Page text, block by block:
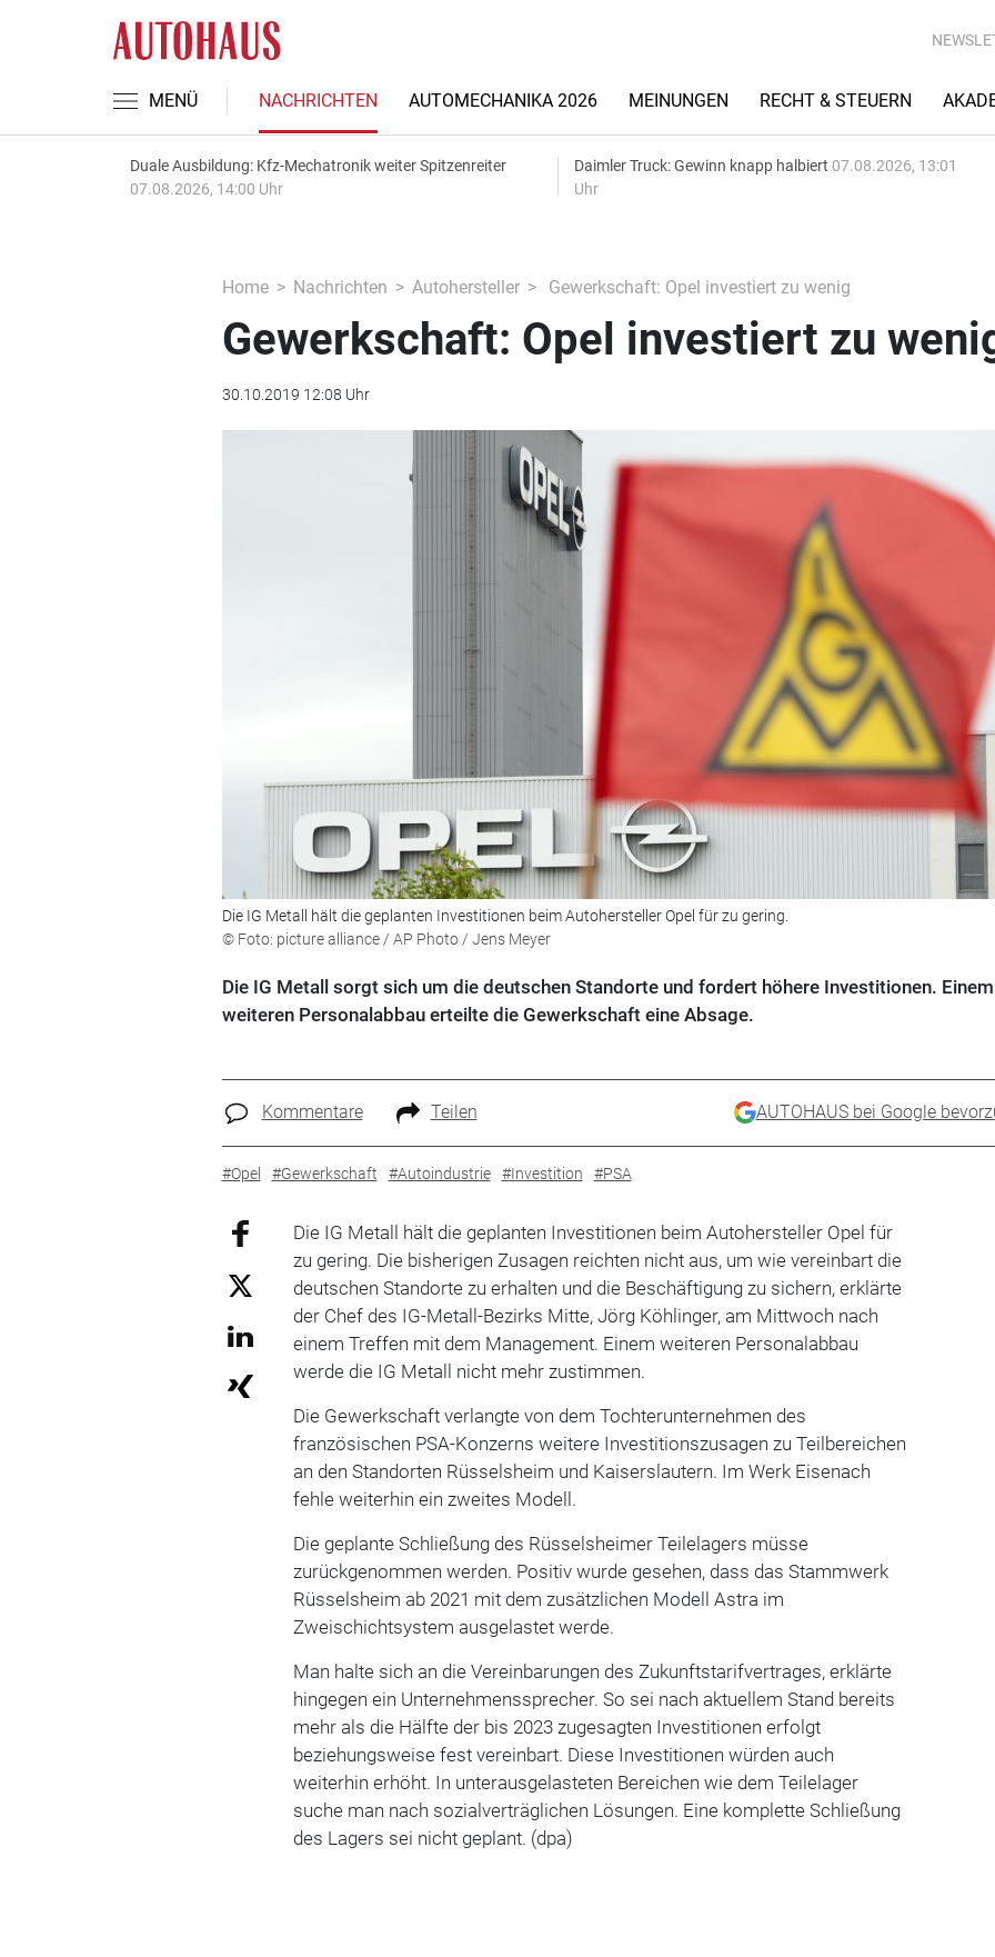
MENÜ NACHRICHTEN AUTOMECHANIKA 2026 MEINUNGEN RECHT & STEUERN
Duale Ausbildung: Kfz-Mechatronik weiter Spitzenreiter
07.08.2026, 14:00 Uhr
Daimler Truck: Gewinn knapp halbiert 07.08.2026, 13:01
Uhr
Home Nachrichten Autohersteller Gewerkschaft: Opel investiert zu wenig
Gewerkschaft: Opel investiert zu
30.10.2019 12:08 Uhr
Die IG Metall hält die geplanten Investitionen beim Autohersteller Opel für zu gering.
© Foto: picture alliance / AP Photo / Jens Meyer
Die IG Metall sorgt sich um die deutschen Standorte und fordert höhere Investitionen. Einem
weiteren Personalabbau erteilte die Gewerkschaft eine Absage.
Kommentare Teilen AUTOHAUS bei Google
#Opel #Gewerkschaft #Autoindustrie #Investition #PSA
Die IG Metall hält die geplanten Investitionen beim Autohersteller Opel für
zu gering. Die bisherigen Zusagen reichten nicht aus, um wie vereinbart die
deutschen Standorte zu erhalten und die Beschäftigung zu sichern, erklärte
der Chef des IG-Metall-Bezirks Mitte, Jörg Köhlinger, am Mittwoch nach
einem Treffen mit dem Management. Einem weiteren Personalabbau
werde die IG Metall nicht mehr zustimmen.
Die Gewerkschaft verlangte von dem Tochterunternehmen des
französischen PSA-Konzerns weitere Investitionszusagen zu Teilbereichen
an den Standorten Rüsselsheim und Kaiserslautern. Im Werk Eisenach
fehle weiterhin ein zweites Modell.
Die geplante Schließung des Rüsselsheimer Teilelagers müsse
zurückgenommen werden. Positiv wurde gesehen, dass das Stammwerk
Rüsselsheim ab 2021 mit dem zusätzlichen Modell Astra im
Zweischichtsystem ausgelastet werde.
Man halte sich an die Vereinbarungen des Zukunftstarifvertrages, erklärte
hingegen ein Unternehmenssprecher. So sei nach aktuellem Stand bereits
mehr als die Hälfte der bis 2023 zugesagten Investitionen erfolgt
beziehungsweise fest vereinbart. Diese Investitionen würden auch
weiterhin erhöht. In unterausgelasteten Bereichen wie dem Teilelager
suche man nach sozialverträglichen Lösungen. Eine komplette Schließung
des Lagers sei nicht geplant. (dpa)